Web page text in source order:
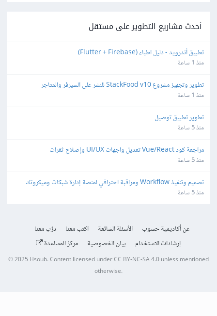
أحدث مشاريع التطوير على مستقل
تطبيق أندرويد - دليل اطباء (Flutter + Firebase)
منذ 1 ساعة
تطوير وتجهيز مشروع StackFood v10 للنشر على السيرفر والمتاجر
منذ 1 ساعة
تطوير تطبيق توصيل
منذ 5 ساعة
مراجعة كود Vue/React تعديل واجهات UI/UX وإصلاح ثغرات
منذ 5 ساعة
مبنية على Laravel/Radius
منذ 5 ساعة
عن أكاديمية حسوب الأسئلة الشائعة اكتب معنا
درّب معنا
إرشادات الاستخدام
بيان الخصوصية مركز المساعدة
© 2025 Hsoub.Content licensed underCC BY-NC-SA 4.0unless mentioned
otherwise.